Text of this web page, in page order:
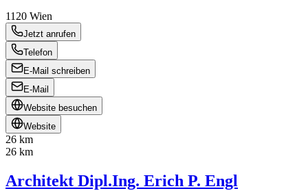
1120 Wien
Jetzt anrufen
Telefon
E-Mail schreiben
E-Mail
Website besuchen
Website
26 km
26 km
Architekt Dipl.Ing. Erich P. Engl